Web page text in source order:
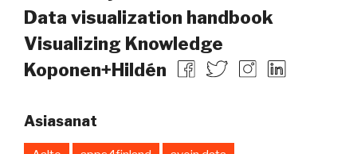
Data visualization handbook
Visualizing Knowledge
Koponen+Hildén
Asiasanat